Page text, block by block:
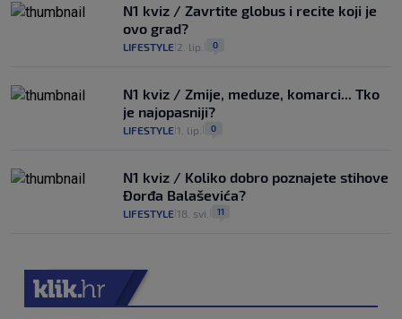
N1 kviz / Zavrtite globus i recite koji je
ovo grad?
LIFESTYLE 2. lip. 0
N1 kviz / Zmije, meduze, komarci... Tko
je najopasniji?
LIFESTYLE 1. lip. 0
N1 kviz / Koliko dobro poznajete stihove
Đorđa Balaševića?
LIFESTYLE 18. svi. 11